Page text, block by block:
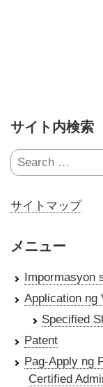
サイト内検索
Search
for:
サイトマップ
メニュー
Impormasyon
Application ng
Specified
Patent
Pag-Apply ng
Certified